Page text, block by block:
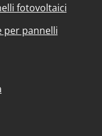
fotovoltaici
per pannelli